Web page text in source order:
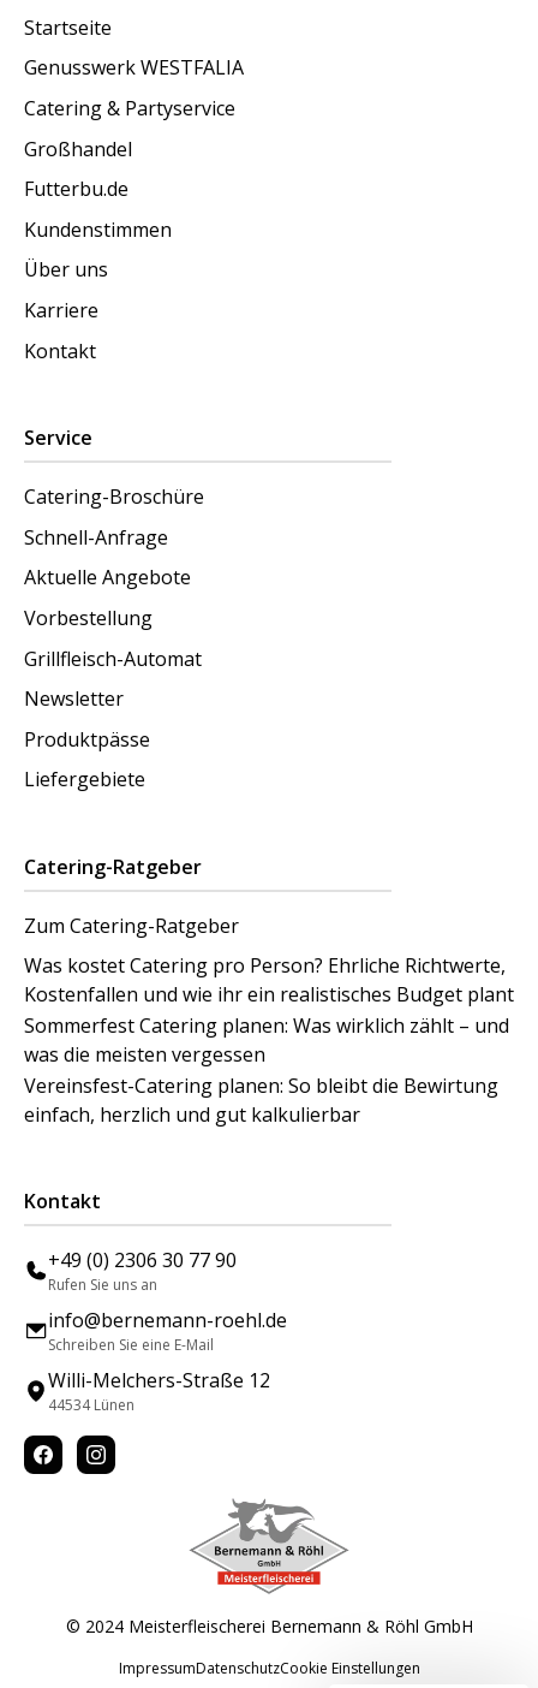
Startseite
Genusswerk WESTFALIA
Catering & Partyservice
Großhandel
Futterbu.de
Kundenstimmen
Über uns
Karriere
Kontakt
Service
Catering-Broschüre
Schnell-Anfrage
Aktuelle Angebote
Vorbestellung
Grillfleisch-Automat
Newsletter
Produktpässe
Liefergebiete
Catering-Ratgeber
Zum Catering-Ratgeber
Was kostet Catering pro Person? Ehrliche Richtwerte,
Kostenfallen und wie ihr ein realistisches Budget plant
Sommerfest Catering planen: Was wirklich zählt – und
was die meisten vergessen
Vereinsfest-Catering planen: So bleibt die Bewirtung
einfach, herzlich und gut kalkulierbar
Kontakt
+49 (0) 2306 30 77 90
Rufen Sie uns an
info@bernemann-roehl.de
Schreiben Sie eine E-Mail
Willi-Melchers-Straße 12
44534 Lünen
© 2024 Meisterfleischerei Bernemann & Röhl GmbH
ImpressumDatenschutzCookie Einstellungen